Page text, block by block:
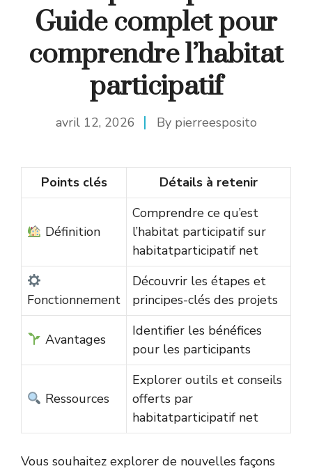
Guide complet pour
comprendre l’habitat
participatif
avril 12, 2026 By pierreesposito
Points clés Détails à retenir
Définition
Comprendre ce qu’est
l’habitat participatif sur
habitatparticipatif net
Fonctionnement
Découvrir les étapes et
principes-clés des projets
Avantages
Identifier les bénéfices
pour les participants
Ressources
Explorer outils et conseils
offerts par
habitatparticipatif net
Vous souhaitez explorer de nouvelles façons